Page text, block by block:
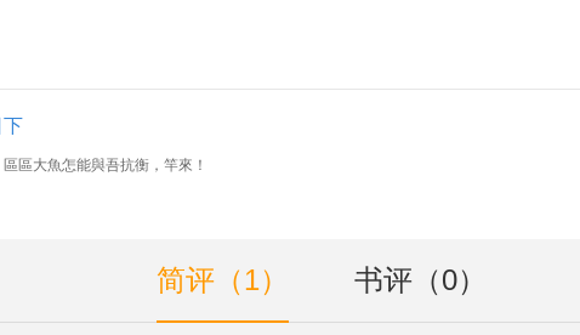
下
區大魚怎能與吾抗衡，竿來！
简评（1） 书评（0）